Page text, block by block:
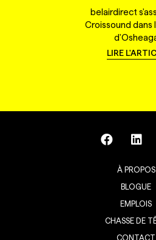
belairdirect
Croissound dans
LIRE
À PROPOS
BLOGUE
EMPLOIS
CHASSE DE
CONTACT